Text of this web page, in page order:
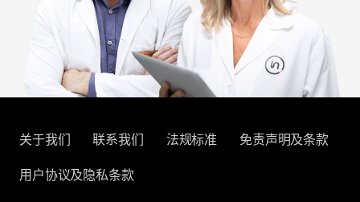
关于我们 联系我们 法规标准 免责声明及条款
用户协议及隐私条款